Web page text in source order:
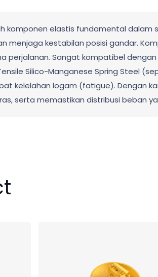
komponen elastis fundamental
menjaga kestabilan posisi gandar.
perjalanan. Sangat kompatibel
Silico-Manganese Spring Steel
kelelahan logam (fatigue). Dengan
serta memastikan distribusi beban